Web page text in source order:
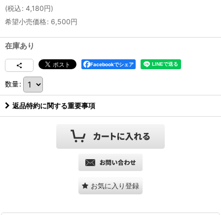
(税込: 4,180円)
希望小売価格: 6,500円
在庫あり
Facebookでシェア
数量:
返品特約に関する重要事項
お気に入り登録